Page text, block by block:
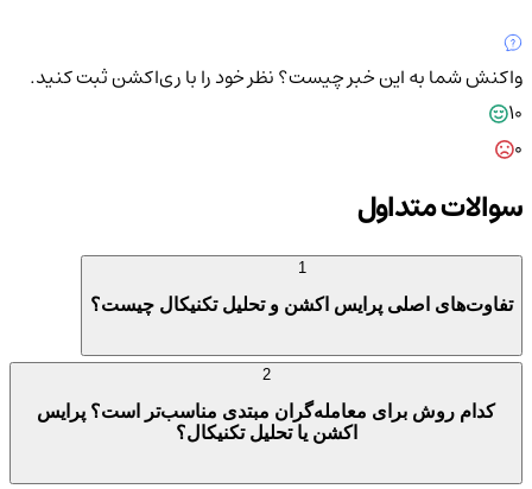
واکنش شما به این خبر چیست؟نظر خود را با ری‌اکشن ثبت کنید.
10
سوالات متداول
تفاوت‌های اصلی پرایس اکشن و تحلیل تکنیکال چیست؟
کدام روش برای معامله‌گران مبتدی مناسب‌تر است؟ پرایس
اکشن یا تحلیل تکنیکال؟